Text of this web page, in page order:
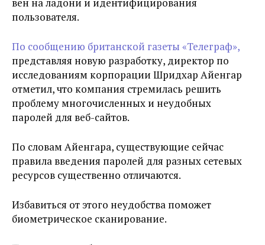
пользователя.
По сообщению британской газеты «Телеграф»,
представляя новую разработку, директор по
исследованиям корпорации Шридхар Айенгар
отметил, что компания стремилась решить
проблему многочисленных и неудобных
паролей для веб-сайтов.
По словам Айенгара, существующие сейчас
правила введения паролей для разных сетевых
ресурсов существенно отличаются.
Избавиться от этого неудобства поможет
биометрическое сканирование.